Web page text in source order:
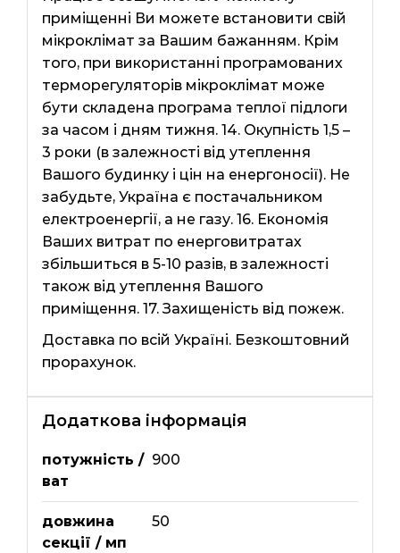
приміщенні Ви можете встановити свій
мікроклімат за Вашим бажанням. Крім
того, при використанні програмованих
терморегуляторів мікроклімат може
бути складена програма теплої підлоги
за часом і дням тижня. 14. Окупність 1,5 –
3 роки (в залежності від утеплення
Вашого будинку і цін на енергоносії). Не
забудьте, Україна є постачальником
електроенергії, а не газу. 16. Економія
Ваших витрат по енерговитратах
збільшиться в 5-10 разів, в залежності
також від утеплення Вашого
приміщення. 17. Захищеність від пожеж.
Доставка по всій Україні. Безкоштовний
прорахунок.
Додаткова інформація
потужність /
ват
900
довжина
секції / мп
50